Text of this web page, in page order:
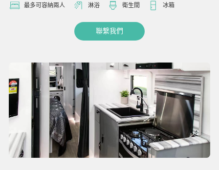
最多可容納兩人 淋浴 衛生間 冰箱
聯繫我們